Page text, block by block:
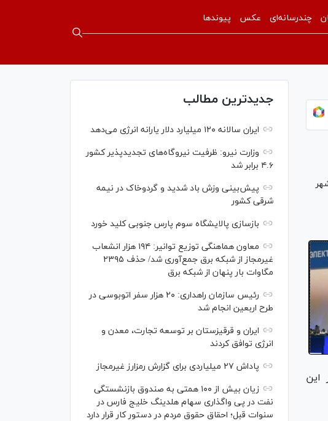
چندرسانه‌ای عکس پیوندها
از 25 کشور در شهر
این
جدیدترین مطالب
ایران سالانه ۱۲۰ میلیارد دلار یارانه انرژی می‌دهد
وزارت نیرو: ظرفیت نیروگاه‌های تجدیدپذیر کشور
۴.۶ برابر شد
پیش‌بینی وزش باد شدید و گردوخاک در نیمه
شرقی کشور
بازسازی پالایشگاه سوم پارس جنوبی کلید خورد
معاون هماهنگی توزیع توانیر: ۱۹۴ هزار انشعاب
غیرمجاز از شبکه برق جمع‌آوری شد/ حذف ۲۳۹۵
مگاوات بار پنهان از شبکه برق
رئیس سازمان راهداری: ۲۰ هزار سفر اتوبوسی در
طرح اربعین انجام شد
ایران و قرقیزستان بر توسعه تجارت، معدن و
انرژی توافق کردند
پاداش ۲۷ میلیاردی برای گزارش رمزارز غیرمجاز
زیان بیش از ۱۰۰ همتی به صندوق بازنشستگی
نفت در پی واگذاری سهام هلدینگ خلیج فارس در
سنوات قبل؛ احقاق حقوق مردم در دستور کار قرار دارد